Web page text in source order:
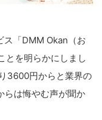
ス「DMM Okan（お
とを明らかにしまし
3600円からと業界の
らは悔やむ声が聞か